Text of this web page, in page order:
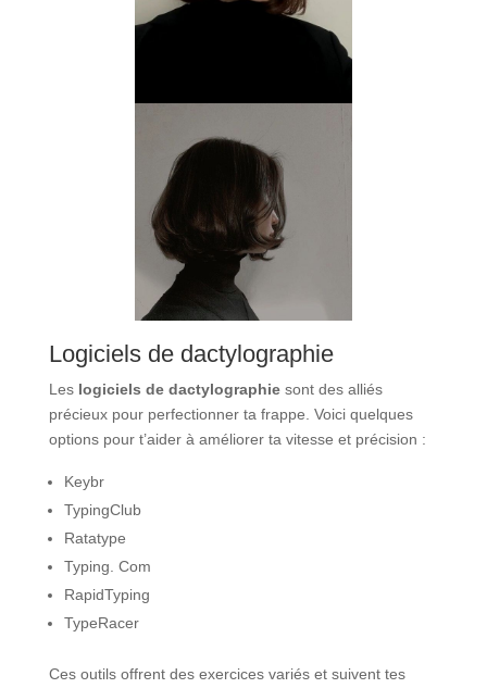
Logiciels de dactylographie
Les logiciels de dactylographiesont des alliés
précieux pour perfectionner ta frappe. Voici quelques
options pour t’aider à améliorer ta vitesse et précision :
Keybr
TypingClub
Ratatype
Typing. Com
RapidTyping
TypeRacer
Ces outils offrent des exercices variés et suivent tes